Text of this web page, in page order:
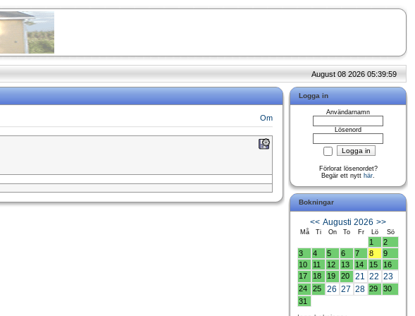
August 08 2026 05:39:59
Om
Logga in
Användarnamn
Lösenord
Förlorat lösenordet?
Begär ett nytt här.
Bokningar
<< Augusti 2026 >>
Må Ti On To Fr Lö Sö
1
2
3
4 5 6 7 8
9
10
11 12 13 14 15
16
17
18 19 20 21 22 23
24 25 26 27 28 29
30
31